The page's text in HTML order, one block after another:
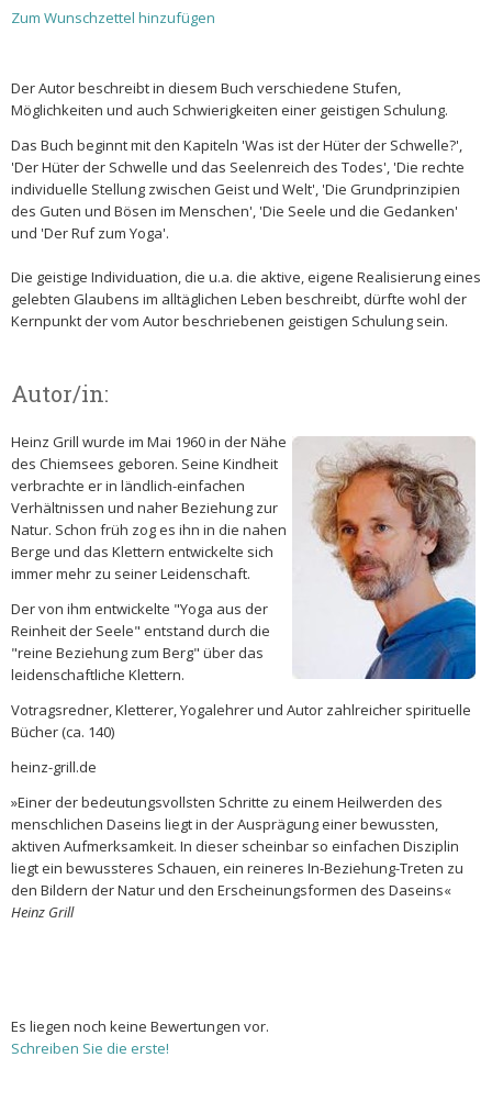
Zum Wunschzettel hinzufügen
Der Autor beschreibt in diesem Buch verschiedene Stufen,
Möglichkeiten und auch Schwierigkeiten einer geistigen Schulung.
Das Buch beginnt mit den Kapiteln 'Was ist der Hüter der Schwelle?',
'Der Hüter der Schwelle und das Seelenreich des Todes', 'Die rechte
individuelle Stellung zwischen Geist und Welt', 'Die Grundprinzipien
des Guten und Bösen im Menschen', 'Die Seele und die Gedanken'
und 'Der Ruf zum Yoga'.
Die geistige Individuation, die u.a. die aktive, eigene Realisierung eines
gelebten Glaubens im alltäglichen Leben beschreibt, dürfte wohl der
Kernpunkt der vom Autor beschriebenen geistigen Schulung sein.
Autor/in:
Heinz Grill wurde im Mai 1960 in der Nähe
des Chiemsees geboren. Seine Kindheit
verbrachte er in ländlich-einfachen
Verhältnissen und naher Beziehung zur
Natur. Schon früh zog es ihn in die nahen
Berge und das Klettern entwickelte sich
immer mehr zu seiner Leidenschaft.
Der von ihm entwickelte "Yoga aus der
Reinheit der Seele" entstand durch die
"reine Beziehung zum Berg" über das
leidenschaftliche Klettern.
Votragsredner, Kletterer, Yogalehrer und Autor zahlreicher spirituelle
Bücher (ca. 140)
heinz-grill.de
»Einer der bedeutungsvollsten Schritte zu einem Heilwerden des
menschlichen Daseins liegt in der Ausprägung einer bewussten,
aktiven Aufmerksamkeit. In dieser scheinbar so einfachen Disziplin
liegt ein bewussteres Schauen, ein reineres In-Beziehung-Treten zu
den Bildern der Natur und den Erscheinungsformen des Daseins«
Heinz Grill
Es liegen noch keine Bewertungen vor.
Schreiben Sie die erste!